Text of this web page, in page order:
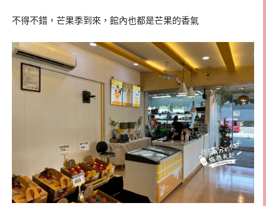
不得不錯，芒果季到來，館內也都是芒果的香氣